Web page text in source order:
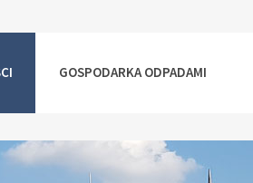
GOSPODARKA ODPADAMI